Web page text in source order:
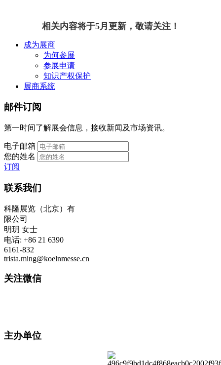
相关内容将于5月更新，敬请关注！
成为展商
为何参展
参展申请
知识产权保护
展商系统
邮件订阅
第一时间了解展会信息，接收新闻及市场资讯。
电子邮箱
您的姓名
订阅
联系我们
科隆展览（北京）有
限公司
明玥 女士
电话: +86 21 6390
6161-832
trista.ming@koelnmesse.cn
关注微信
主办单位